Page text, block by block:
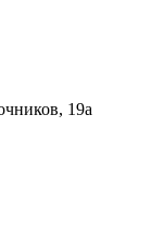
19а